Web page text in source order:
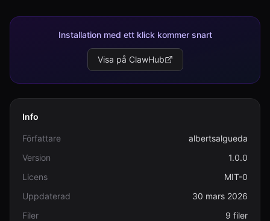
Installation med ett klick kommer snart
Visa på ClawHub
Info
Författare
albertsalgueda
Version
1.0.0
Licens
MIT-0
Uppdaterad
30 mars 2026
Filer
9 filer